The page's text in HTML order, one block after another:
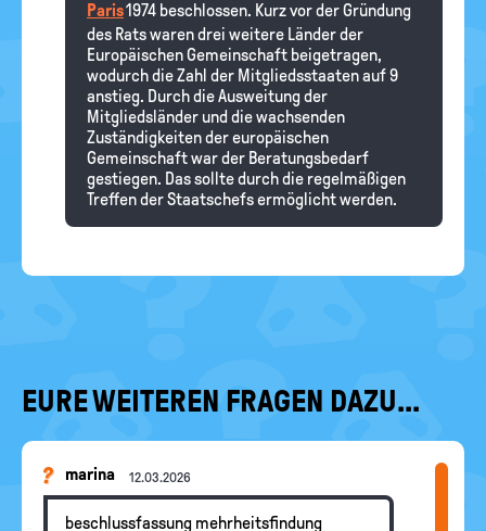
Paris1974 beschlossen. Kurz vor der Gründung
des Rats waren drei weitere Länder der
Europäischen Gemeinschaft beigetragen,
wodurch die Zahl der Mitgliedsstaaten auf 9
anstieg. Durch die Ausweitung der
Mitgliedsländer und die wachsenden
Zuständigkeiten der europäischen
Gemeinschaft war der Beratungsbedarf
gestiegen. Das sollte durch die regelmäßigen
Treffen der Staatschefs ermöglicht werden.
EURE WEITEREN FRAGEN DAZU...
marina 12.03.2026
beschlussfassung mehrheitsfindung